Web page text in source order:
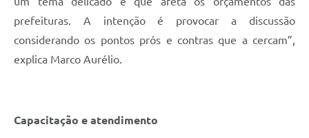
prefeituras. A intenção é provocar a discussão
considerando os pontos prós e contras que a cercam”,
explica Marco Aurélio.
Capacitação e atendimento